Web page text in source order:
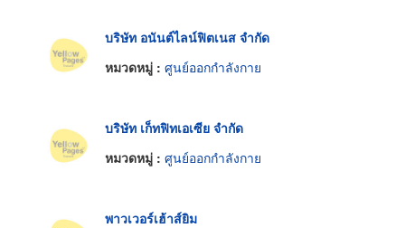
บริษัท อนันต์ไลน์ฟิตเนส จำกัด
หมวดหมู่ : ศูนย์ออกกำลังกาย
บริษัท เก็ทฟิทเอเซีย จำกัด
หมวดหมู่ : ศูนย์ออกกำลังกาย
พาวเวอร์เฮ้าส์ยิม